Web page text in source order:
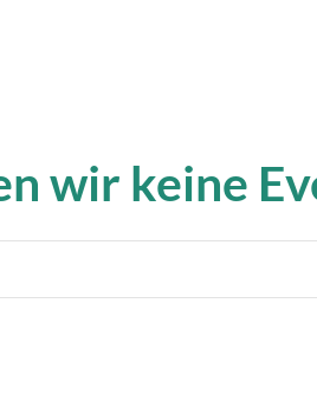
wir keine